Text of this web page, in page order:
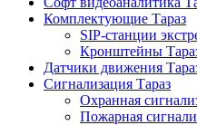
Комплектующие Тараз
SIP-станции
Кронштейны
Датчики движения
Сигнализация Тараз
Охранная
Пожарная